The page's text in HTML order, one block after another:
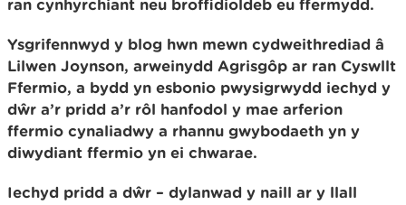
ran cynhyrchiant neu broffidioldeb eu ffermydd.
Ysgrifennwyd y blog hwn mewn cydweithrediad â
Lilwen Joynson, arweinydd Agrisgôp ar ran Cyswllt
Ffermio, a bydd yn esbonio pwysigrwydd iechyd y
dŵr a’r pridd a’r rôl hanfodol y mae arferion
ffermio cynaliadwy a rhannu gwybodaeth yn y
diwydiant ffermio yn ei chwarae.
Iechyd pridd a dŵr – dylanwad y naill ar y llall